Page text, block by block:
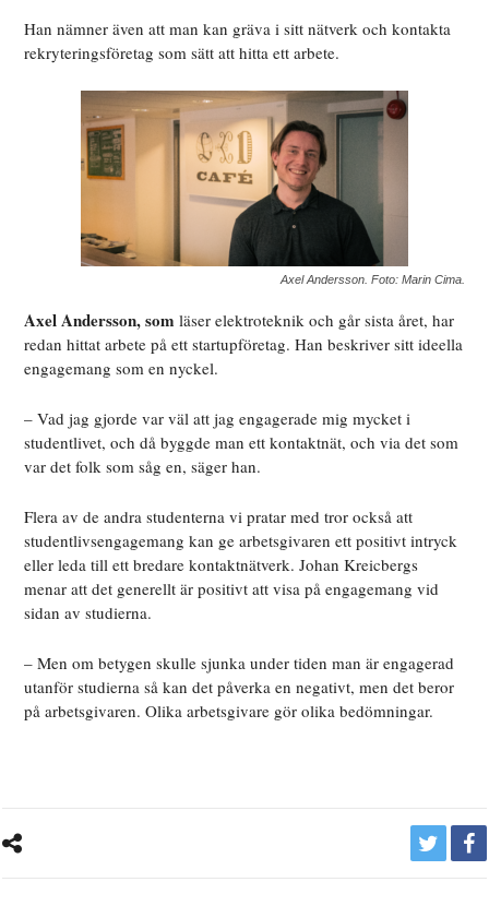
Han nämner även att man kan gräva i sitt nätverk och kontakta
rekryteringsföretag som sätt att hitta ett arbete.
Axel Andersson. Foto: Marin Cima.
Axel Andersson, som läser elektroteknik och går sista året, har
redan hittat arbete på ett startupföretag. Han beskriver sitt ideella
engagemang som en nyckel.
– Vad jag gjorde var väl att jag engagerade mig mycket i
studentlivet, och då byggde man ett kontaktnät, och via det som
var det folk som såg en, säger han.
Flera av de andra studenterna vi pratar med tror också att
studentlivsengagemang kan ge arbetsgivaren ett positivt intryck
eller leda till ett bredare kontaktnätverk. Johan Kreicbergs
menar att det generellt är positivt att visa på engagemang vid
sidan av studierna.
– Men om betygen skulle sjunka under tiden man är engagerad
utanför studierna så kan det påverka en negativt, men det beror
på arbetsgivaren. Olika arbetsgivare gör olika bedömningar.